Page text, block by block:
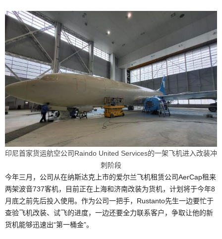
印尼首家货运航空公司Raindo United Services的一架飞机进入改装冲
刺阶段
今年三月，公司从在纳斯达克上市的爱尔兰飞机租赁公司AerCap租来
两架波音737客机，目前正在上海和济南改装为货机，计划将于今年8
月底之前先后投入使用。作为公司一把手，Rustanto先生一边要忙于
查验飞机改装、试飞的进度，一边还要全力联系客户，争取让他的新
货机能够迅速出“第一桶金”。